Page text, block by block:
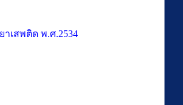
เสพติด พ.ศ.2534